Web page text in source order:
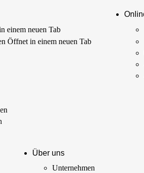
einem neuen Tab
Öffnet in einem neuen Tab
Über uns
Unternehmen